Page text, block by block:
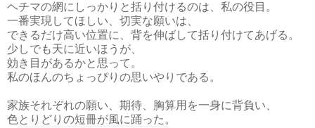
ヘチマの網にしっかりと括り付けるのは、私の役目。
一番実現してほしい、切実な願いは、
できるだけ高い位置に、背を伸ばして括り付けてあげる。
少しでも天に近いほうが、
効き目があるかと思って。
私のほんのちょっぴりの思いやりである。
家族それぞれの願い、期待、胸算用を一身に背負い、
色とりどりの短冊が風に踊った。